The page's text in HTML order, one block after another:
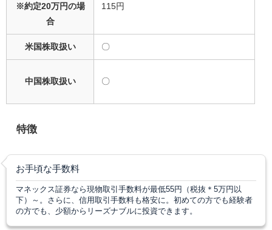
※約定20万円の場
合
115円
米国株取扱い 〇
中国株取扱い 〇
特徴
お手頃な手数料
マネックス証券なら現物取引手数料が最低55円（税抜＊5万円以
下）～。さらに、信用取引手数料も格安に。初めての方でも経験者
の方でも、少額からリーズナブルに投資できます。